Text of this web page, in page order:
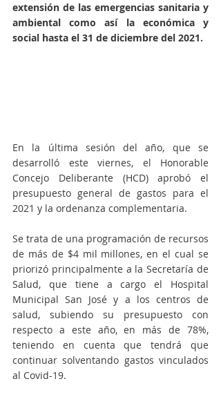
extensión de las emergencias sanitaria y
ambiental como así la económica y
social hasta el 31 de diciembre del 2021.
En la última sesión del año, que se
desarrolló este viernes, el Honorable
Concejo Deliberante (HCD) aprobó el
presupuesto general de gastos para el
2021 y la ordenanza complementaria.
Se trata de una programación de recursos
de más de $4 mil millones, en el cual se
priorizó principalmente a la Secretaría de
Salud, que tiene a cargo el Hospital
Municipal San José y a los centros de
salud, subiendo su presupuesto con
respecto a este año, en más de 78%,
teniendo en cuenta que tendrá que
continuar solventando gastos vinculados
al Covid-19.